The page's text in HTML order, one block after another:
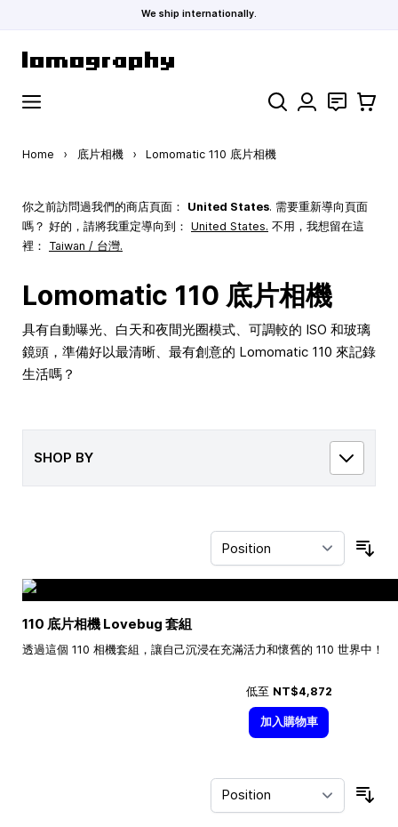
We ship internationally.
Search 聯絡 購物車
Home › 底片相機 › Lomomatic 110 底片相機
你之前訪問過我們的商店頁面： United States. 需要重新導向頁面
嗎？ 好的，請將我重定導向到： United States. 不用，我想留在這
裡： Taiwan / 台灣.
Lomomatic 110 底片相機
具有自動曝光、白天和夜間光圈模式、可調較的 ISO 和玻璃
鏡頭，準備好以最清晰、最有創意的 Lomomatic 110 來記錄
生活嗎？
SHOP BY
110 底片相機 Lovebug 套組
透過這個 110 相機套組，讓自己沉浸在充滿活力和懷舊的 110 世界中！
低至 NT$4,872
加入購物車